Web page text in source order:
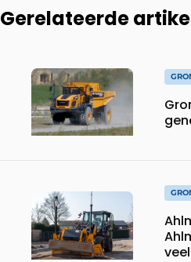
Gerelateerde